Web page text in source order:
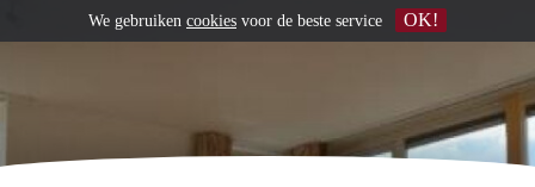
We gebruiken cookies voor de beste service OK!